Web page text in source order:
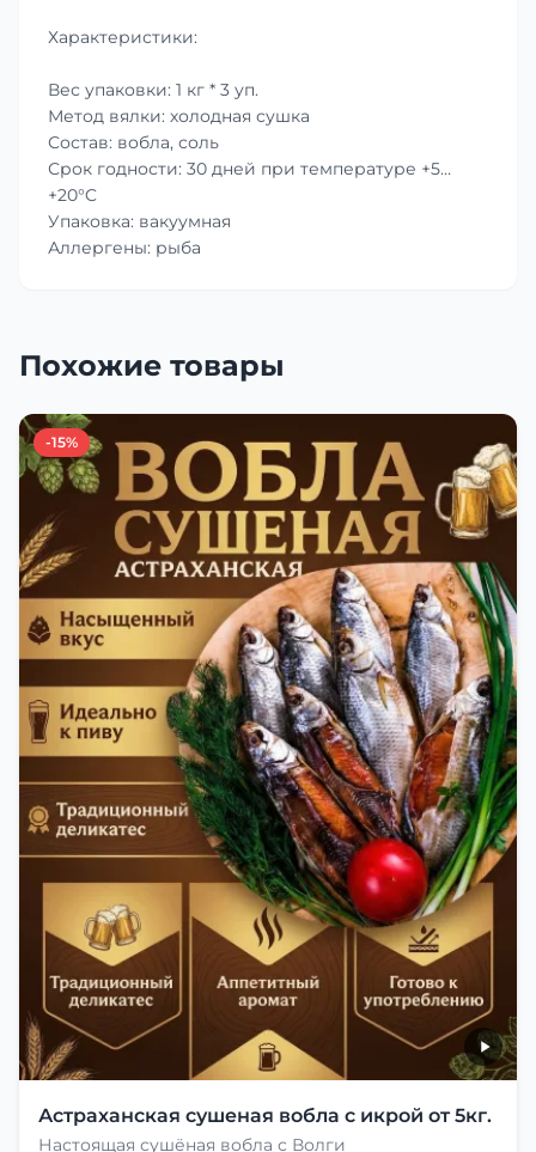
Характеристики:
Вес упаковки: 1 кг * 3 уп.
Метод вялки: холодная сушка
Состав: вобла, соль
Срок годности: 30 дней при температуре +5…
+20°C
Упаковка: вакуумная
Аллергены: рыба
Похожие товары
-15%
Астраханская сушеная вобла с икрой от 5кг.
Настоящая сушёная вобла с Волги